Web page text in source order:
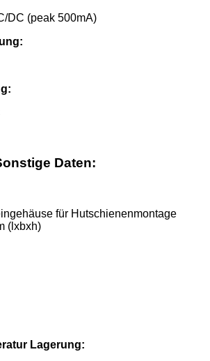
DC (peak 500mA)
Daten:
für Hutschienenmontage
(lxbxh)
Lagerung: